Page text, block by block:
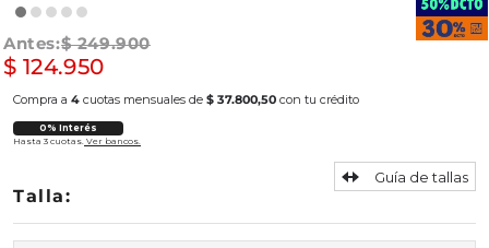
$ 249.900
$ 124.950
Compra a 4 cuotas mensuales de $ 37.800,50 con tu crédito
0% Interés
Hasta 3 cuotas. Ver bancos.
Guía de tallas